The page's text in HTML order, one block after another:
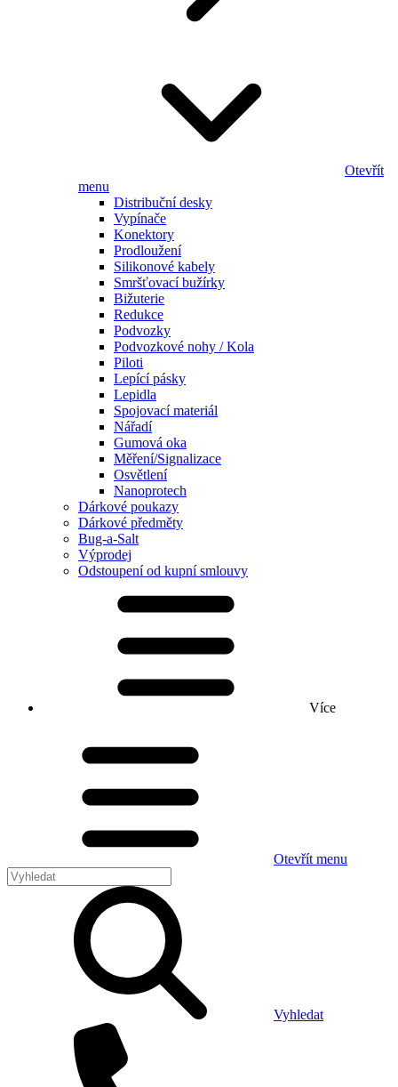
Otevřít
menu
Distribuční desky
Vypínače
Konektory
Prodloužení
Silikonové kabely
Smršťovací bužírky
Bižuterie
Redukce
Podvozky
Podvozkové nohy / Kola
Piloti
Lepící pásky
Lepidla
Spojovací materiál
Nářadí
Gumová oka
Měření/Signalizace
Osvětlení
Nanoprotech
Dárkové poukazy
Dárkové předměty
Bug-a-Salt
Výprodej
Odstoupení od kupní smlouvy
Více
Otevřít menu
Vyhledat